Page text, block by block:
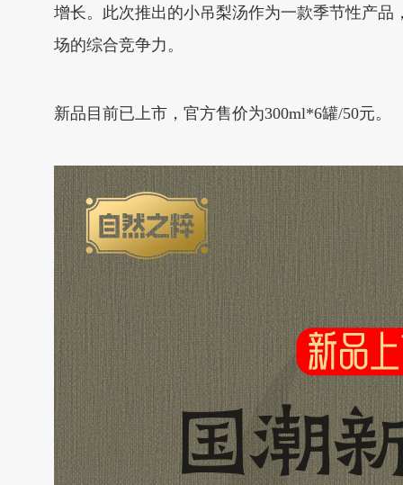
增长。此次推出的小吊梨汤作为一款季节性产
场的综合竞争力。
新品目前已上市，官方售价为300ml*6罐/50元。